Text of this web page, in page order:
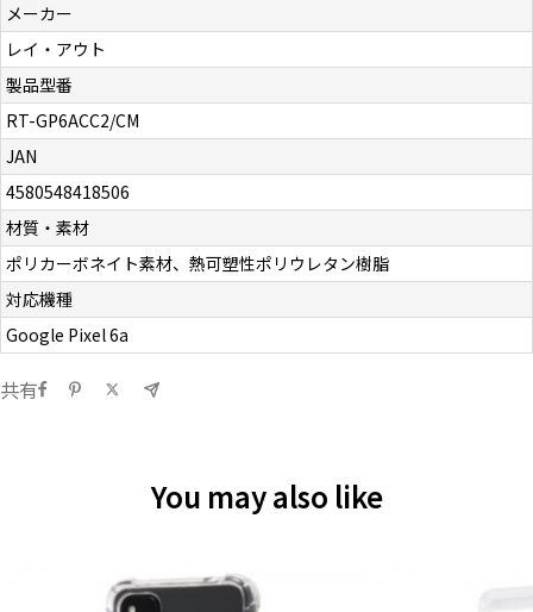
プライバシーポリシー
メーカー
レイ・アウト
製品型番
RT-GP6ACC2/CM
JAN
4580548418506
材質・素材
ポリカーボネイト素材、熱可塑性ポリウレタン樹脂
対応機種
Google Pixel 6a
共有
You may also like